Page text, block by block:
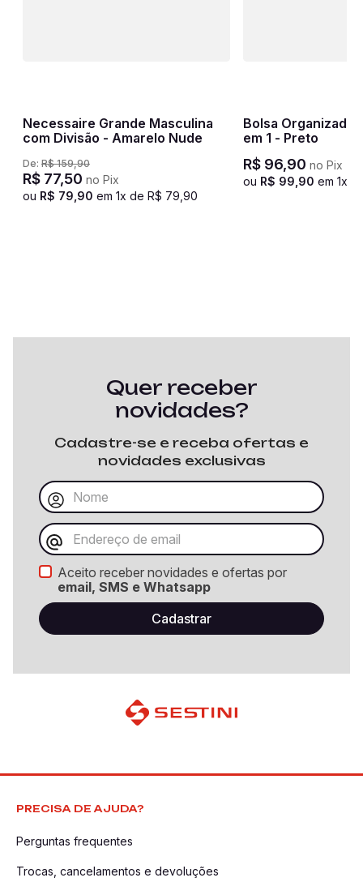
Necessaire Grande Masculina
com Divisão - Amarelo Nude
De: R$ 159,90
R$ 77,50 no Pix
ou R$ 79 90 em 1x de R$ 79 90
Bolsa
em 1 - Preto
R$ 96,90 no Pix
ou R$ 99 90 em 1x
Quer receber
novidades?
Cadastre-se e receba ofertas e
novidades exclusivas
Aceito receber novidades e ofertas por
email, SMS e Whatsapp
PRECISA DE AJUDA?
Perguntas frequentes
Trocas, cancelamentos e devoluções